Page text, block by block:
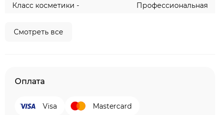
Класс косметики -
Профессиональная
Смотреть все
Оплата
Visa Mastercard